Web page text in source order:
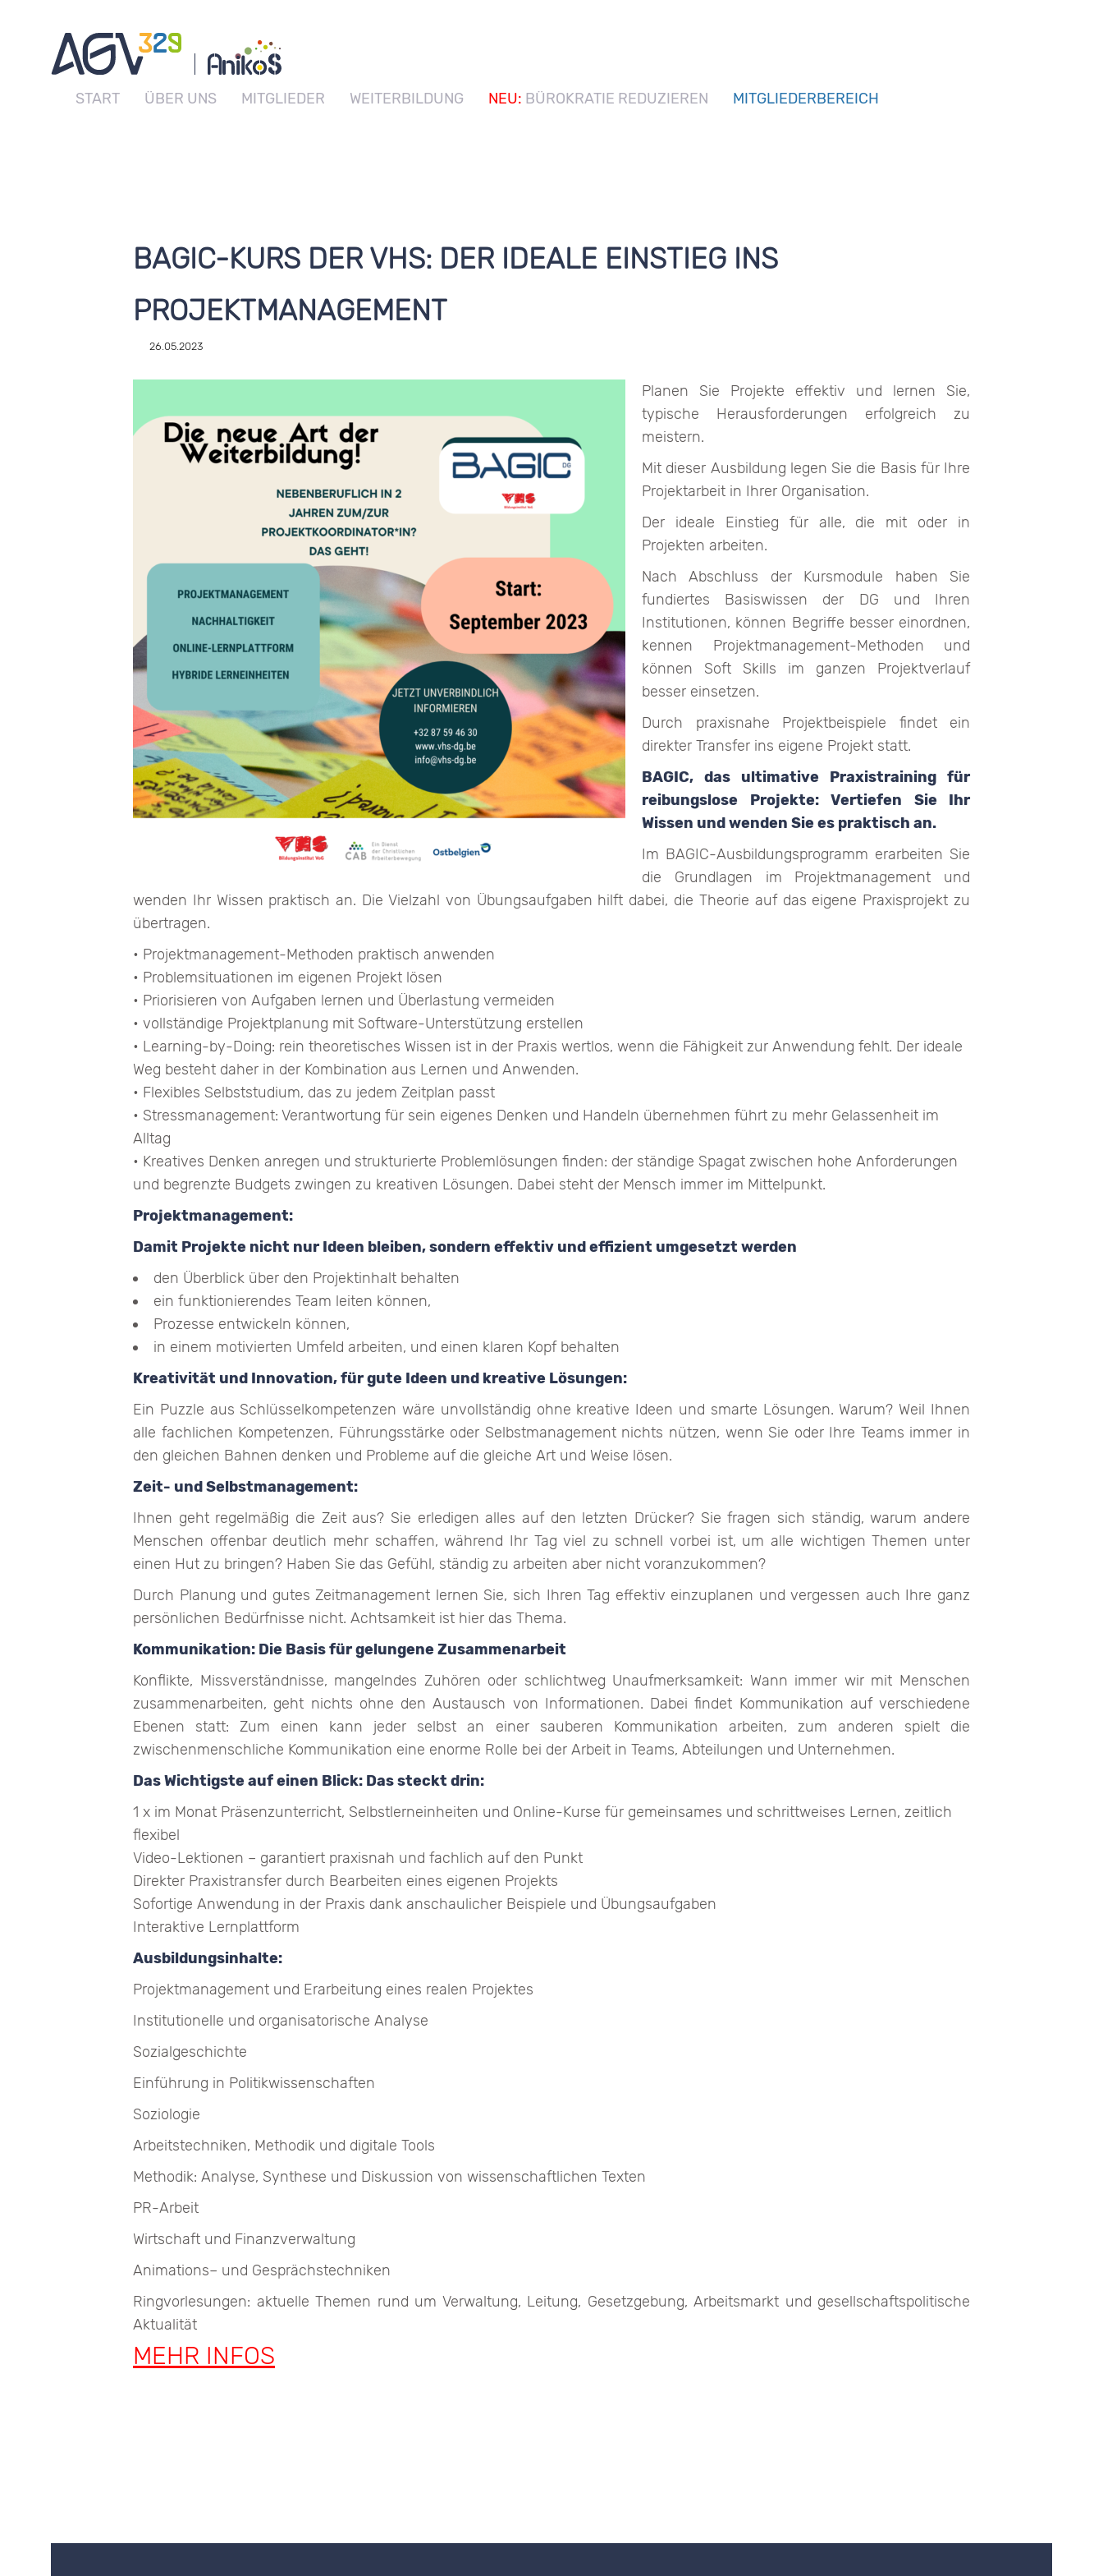
START ÜBER UNS MITGLIEDER WEITERBILDUNG NEU: BÜROKRATIE REDUZIEREN MITGLIEDERBEREICH
BAGIC-KURS DER VHS: DER IDEALE EINSTIEG INS
PROJEKTMANAGEMENT
26.05.2023
Planen Sie Projekte effektiv und lernen Sie,
typische Herausforderungen erfolgreich zu
meistern.
Mit dieser Ausbildung legen Sie die Basis für Ihre
Projektarbeit in Ihrer Organisation.
Der ideale Einstieg für alle, die mit oder in
Projekten arbeiten.
Nach Abschluss der Kursmodule haben Sie
fundiertes Basiswissen der DG und Ihren
Institutionen, können Begriffe besser einordnen,
kennen Projektmanagement-Methoden und
können Soft Skills im ganzen Projektverlauf
besser einsetzen.
Durch praxisnahe Projektbeispiele findet ein
direkter Transfer ins eigene Projekt statt.
BAGIC, das ultimative Praxistraining für
reibungslose Projekte: Vertiefen Sie Ihr
Wissen und wenden Sie es praktisch an.
Im BAGIC-Ausbildungsprogramm erarbeiten Sie
die Grundlagen im Projektmanagement und
wenden Ihr Wissen praktisch an. Die Vielzahl von Übungsaufgaben hilft dabei, die Theorie auf das eigene Praxisprojekt zu
übertragen.
• Projektmanagement-Methoden praktisch anwenden
• Problemsituationen im eigenen Projekt lösen
• Priorisieren von Aufgaben lernen und Überlastung vermeiden
• vollständige Projektplanung mit Software-Unterstützung erstellen
• Learning-by-Doing: rein theoretisches Wissen ist in der Praxis wertlos, wenn die Fähigkeit zur Anwendung fehlt. Der ideale
Weg besteht daher in der Kombination aus Lernen und Anwenden.
• Flexibles Selbststudium, das zu jedem Zeitplan passt
• Stressmanagement: Verantwortung für sein eigenes Denken und Handeln übernehmen führt zu mehr Gelassenheit im
Alltag
• Kreatives Denken anregen und strukturierte Problemlösungen finden: der ständige Spagat zwischen hohe Anforderungen
und begrenzte Budgets zwingen zu kreativen Lösungen. Dabei steht der Mensch immer im Mittelpunkt.
Projektmanagement:
Damit Projekte nicht nur Ideen bleiben, sondern effektiv und effizient umgesetzt werden
den Überblick über den Projektinhalt behalten
ein funktionierendes Team leiten können,
Prozesse entwickeln können,
in einem motivierten Umfeld arbeiten, und einen klaren Kopf behalten
Kreativität und Innovation, für gute Ideen und kreative Lösungen:
Ein Puzzle aus Schlüsselkompetenzen wäre unvollständig ohne kreative Ideen und smarte Lösungen. Warum? Weil Ihnen
alle fachlichen Kompetenzen, Führungsstärke oder Selbstmanagement nichts nützen, wenn Sie oder Ihre Teams immer in
den gleichen Bahnen denken und Probleme auf die gleiche Art und Weise lösen.
Zeit- und Selbstmanagement:
Ihnen geht regelmäßig die Zeit aus? Sie erledigen alles auf den letzten Drücker? Sie fragen sich ständig, warum andere
Menschen offenbar deutlich mehr schaffen, während Ihr Tag viel zu schnell vorbei ist, um alle wichtigen Themen unter
einen Hut zu bringen? Haben Sie das Gefühl, ständig zu arbeiten aber nicht voranzukommen?
Durch Planung und gutes Zeitmanagement lernen Sie, sich Ihren Tag effektiv einzuplanen und vergessen auch Ihre ganz
persönlichen Bedürfnisse nicht. Achtsamkeit ist hier das Thema.
Kommunikation: Die Basis für gelungene Zusammenarbeit
Konflikte, Missverständnisse, mangelndes Zuhören oder schlichtweg Unaufmerksamkeit: Wann immer wir mit Menschen
zusammenarbeiten, geht nichts ohne den Austausch von Informationen. Dabei findet Kommunikation auf verschiedene
Ebenen statt: Zum einen kann jeder selbst an einer sauberen Kommunikation arbeiten, zum anderen spielt die
zwischenmenschliche Kommunikation eine enorme Rolle bei der Arbeit in Teams, Abteilungen und Unternehmen.
Das Wichtigste auf einen Blick: Das steckt drin:
1 x im Monat Präsenzunterricht, Selbstlerneinheiten und Online-Kurse für gemeinsames und schrittweises Lernen, zeitlich
flexibel
Video-Lektionen – garantiert praxisnah und fachlich auf den Punkt
Direkter Praxistransfer durch Bearbeiten eines eigenen Projekts
Sofortige Anwendung in der Praxis dank anschaulicher Beispiele und Übungsaufgaben
Interaktive Lernplattform
Ausbildungsinhalte:
Projektmanagement und Erarbeitung eines realen Projektes
Institutionelle und organisatorische Analyse
Sozialgeschichte
Einführung in Politikwissenschaften
Soziologie
Arbeitstechniken, Methodik und digitale Tools
Methodik: Analyse, Synthese und Diskussion von wissenschaftlichen Texten
PR-Arbeit
Wirtschaft und Finanzverwaltung
Animations– und Gesprächstechniken
Ringvorlesungen: aktuelle Themen rund um Verwaltung, Leitung, Gesetzgebung, Arbeitsmarkt und gesellschaftspolitische
Aktualität
MEHR INFOS